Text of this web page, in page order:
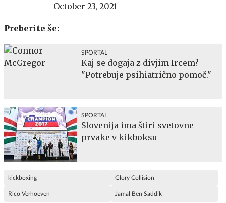
October 23, 2021
Preberite še:
SPORTAL
Kaj se dogaja z divjim Ircem?
"Potrebuje psihiatrično pomoč."
SPORTAL
Slovenija ima štiri svetovne
prvake v kikboksu
kickboxing Glory Collision
Rico Verhoeven Jamal Ben Saddik